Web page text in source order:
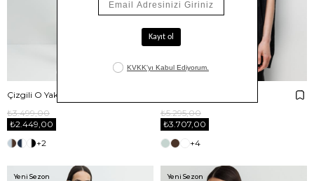
Çizgili O Yaka Yarım Kol Triko
₺2.449,00
₺3.499,00
+2
₺3.707,00
₺5.295,00
+4
Yeni Sezon Yeni Sezon